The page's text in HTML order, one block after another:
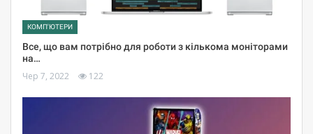
КОМП'ЮТЕРИ
Все, що вам потрібно для роботи з кількома моніторами
на…
Чер 7, 2022 122